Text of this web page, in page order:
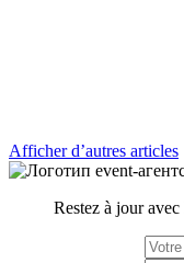
Afficher d’autres articles
Restez à jour